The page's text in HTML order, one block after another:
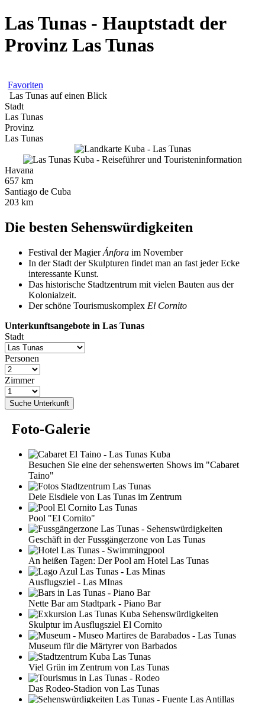
Las Tunas - Hauptstadt der
Provinz Las Tunas
Favoriten
Las Tunas auf einen Blick
Stadt
Las Tunas
Provinz
Las Tunas
Havana
657 km
Santiago de Cuba
203 km
Die besten Sehenswürdigkeiten
Festival der MagierÁnfora im November
In der Stadt der Skulpturen findet man an fast jeder Ecke
interessante Kunst.
Das historische Stadtzentrum mit vielen Bauten aus der
Kolonialzeit.
Der schöne Tourismuskomplex El Cornito
Unterkunftsangebote in Las Tunas
Stadt
Personen
Zimmer
Suche Unterkunft
Foto-Galerie
Besuchen Sie eine der sehenswerten Shows im "Cabaret
Taino"
Deie Eisdiele von Las Tunas im Zentrum
Pool "El Cornito"
Geschäft in der Fussgängerzone von Las Tunas
An heißen Tagen: Der Pool am Hotel Las Tunas
Ausflugsziel - Las MInas
Nette Bar am Stadtpark - Piano Bar
Skulptur im Ausflugsziel El Cornito
Museum für die Märtyrer von Barbados
Viel Grün im Zentrum von Las Tunas
Das Rodeo-Stadion von Las Tunas